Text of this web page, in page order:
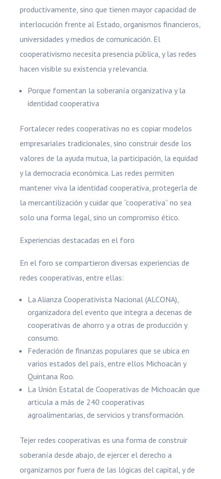
productivamente, sino que tienen mayor capacidad de
interlocución frente al Estado, organismos financieros,
universidades y medios de comunicación. El
cooperativismo necesita presencia pública, y las redes
hacen visible su existencia y relevancia.
Porque fomentan la soberanía organizativa y la
identidad cooperativa
Fortalecer redes cooperativas no es copiar modelos
empresariales tradicionales, sino construir desde los
valores de la ayuda mutua, la participación, la equidad
y la democracia económica. Las redes permiten
mantener viva la identidad cooperativa, protegerla de
la mercantilización y cuidar que “cooperativa” no sea
solo una forma legal, sino un compromiso ético.
Experiencias destacadas en el foro
En el foro se compartieron diversas experiencias de
redes cooperativas, entre ellas:
La Alianza Cooperativista Nacional (ALCONA),
organizadora del evento que integra a decenas de
cooperativas de ahorro y a otras de producción y
consumo.
Federación de finanzas populares que se ubica en
varios estados del país, entre ellos Michoacán y
Quintana Roo.
La Unión Estatal de Cooperativas de Michoacán que
articula a más de 240 cooperativas
agroalimentarias, de servicios y transformación.
Tejer redes cooperativas es una forma de construir
soberanía desde abajo, de ejercer el derecho a
organizarnos por fuera de las lógicas del capital, y de